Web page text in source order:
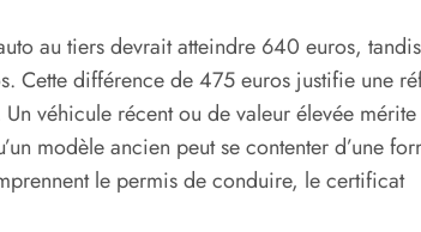
au tiers devrait atteindre 640 euros, tandis
Cette différence de 475 euros justifie une
véhicule récent ou de valeur élevée mérite
modèle ancien peut se contenter d’une
le permis de conduire, le certificat